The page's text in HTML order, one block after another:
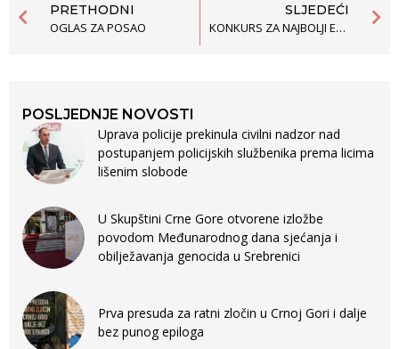
PRETHODNI
OGLAS ZA POSAO
SLJEDEĆI
KONKURS ZA NAJBOLJI ESEJ NA TEMU “BOGATSTVO ROMSKE KULTURE JE I NAŠE BOGATSTVO”
POSLJEDNJE NOVOSTI
Uprava policije prekinula civilni nadzor nad
postupanjem policijskih službenika prema licima
lišenim slobode
U Skupštini Crne Gore otvorene izložbe
povodom Međunarodnog dana sjećanja i
obilježavanja genocida u Srebrenici
Prva presuda za ratni zločin u Crnoj Gori i dalje
bez punog epiloga